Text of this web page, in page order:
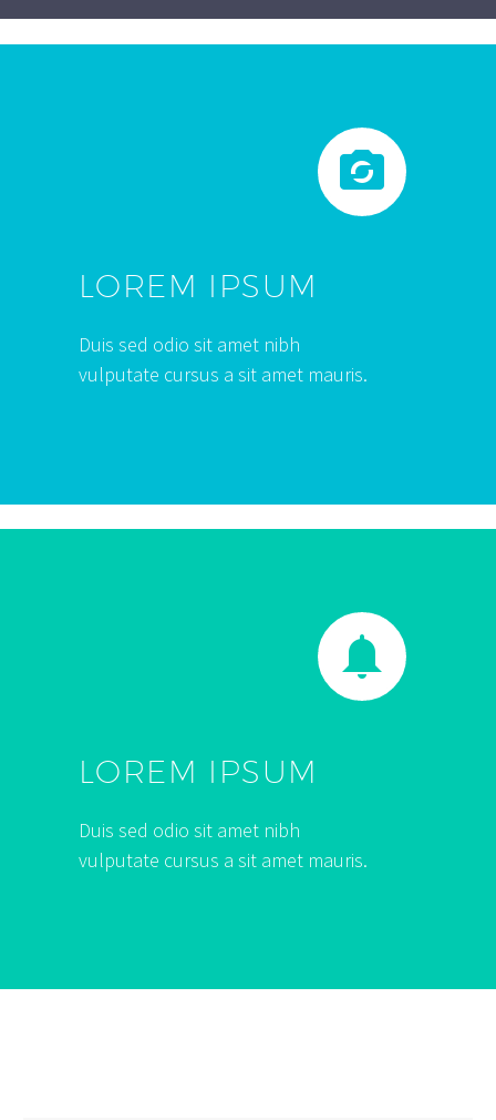


LOREM IPSUM
Duis sed odio sit amet nibh
vulputate cursus a sit amet mauris.


LOREM IPSUM
Duis sed odio sit amet nibh
vulputate cursus a sit amet mauris.